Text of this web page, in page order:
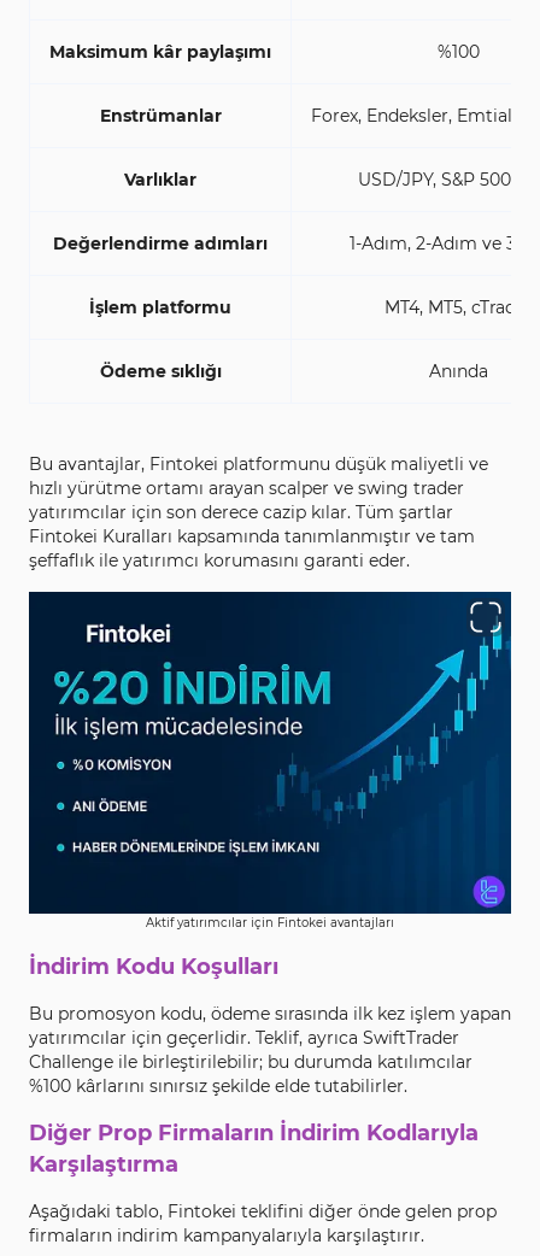
Maksimum kâr paylaşımı %100
Enstrümanlar Forex, Endeksler,
Varlıklar USD/JPY, S&P 500,
Değerlendirme adımları 1-Adım, 2-Adım ve 3-
İşlem platformu MT4, MT5, cTrader
Ödeme sıklığı Anında
Bu avantajlar, Fintokei platformunu düşük maliyetli ve
hızlı yürütme ortamı arayan scalper ve swing trader
yatırımcılar için son derece cazip kılar. Tüm şartlar
Fintokei Kuralları kapsamında tanımlanmıştır ve tam
şeffaflık ile yatırımcı korumasını garanti eder.
Aktif yatırımcılar için Fintokei avantajları
İndirim Kodu Koşulları
Bu promosyon kodu, ödeme sırasında ilk kez işlem yapan
yatırımcılar için geçerlidir. Teklif, ayrıca SwiftTrader
Challenge ile birleştirilebilir; bu durumda katılımcılar
%100 kârlarını sınırsız şekilde elde tutabilirler.
Diğer Prop Firmaların İndirim Kodlarıyla
Karşılaştırma
Aşağıdaki tablo, Fintokei teklifini diğer önde gelen prop
firmaların indirim kampanyalarıyla karşılaştırır.